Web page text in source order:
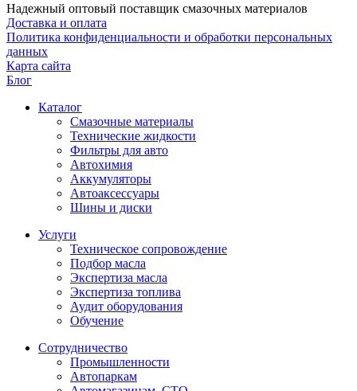
Надежный оптовый поставщик смазочных материалов
Доставка и оплата
Политика конфиденциальности и обработки персональных
данных
Карта сайта
Блог
Каталог
Смазочные материалы
Технические жидкости
Фильтры для авто
Автохимия
Аккумуляторы
Автоаксессуары
Шины и диски
Услуги
Техническое сопровождение
Подбор масла
Экспертиза масла
Экспертиза топлива
Аудит оборудования
Обучение
Сотрудничество
Промышленности
Автопаркам